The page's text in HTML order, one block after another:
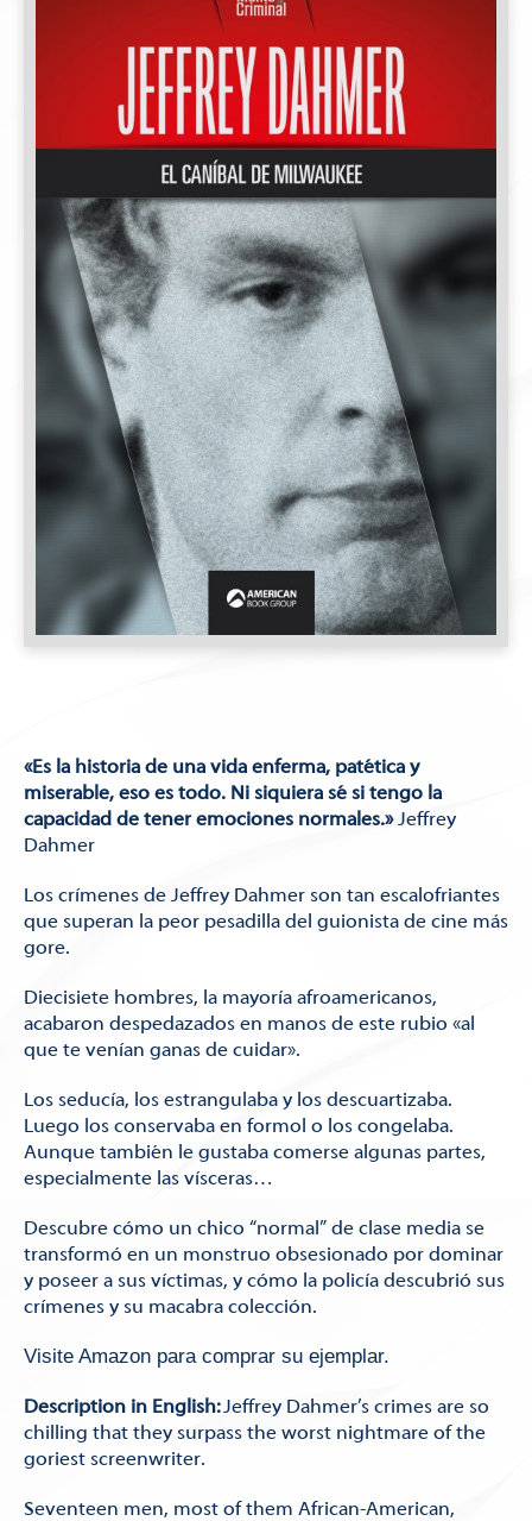
«Es la historia de una vida enferma, patética y
miserable, eso es todo. Ni siquiera sé si tengo la
capacidad de tener emociones normales.» Jeffrey
Dahmer
Los crímenes de Jeffrey Dahmer son tan escalofriantes
que superan la peor pesadilla del guionista de cine más
gore.
Diecisiete hombres, la mayoría afroamericanos,
acabaron despedazados en manos de este rubio «al
que te venían ganas de cuidar».
Los seducía, los estrangulaba y los descuartizaba.
Luego los conservaba en formol o los congelaba.
Aunque también le gustaba comerse algunas partes,
especialmente las vísceras…
Descubre cómo un chico “normal” de clase media se
transformó en un monstruo obsesionado por dominar
y poseer a sus víctimas, y cómo la policía descubrió sus
crímenes y su macabra colección.
Visite Amazon para comprar su ejemplar.
Description in English: Jeffrey Dahmer’s crimes are so
chilling that they surpass the worst nightmare of the
goriest screenwriter.
Seventeen men, most of them African-American,